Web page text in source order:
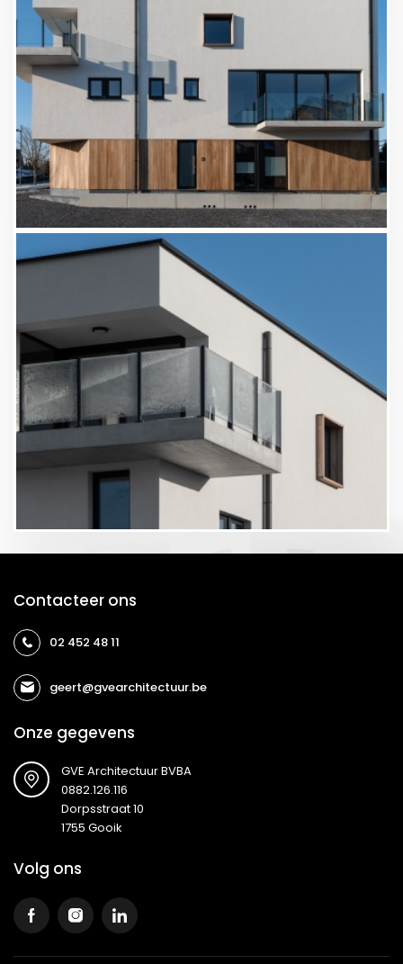
Contacteer ons
02 452 48 11
geert@gvearchitectuur.be
Onze gegevens
GVE Architectuur BVBA
0882.126.116
Dorpsstraat 10
1755 Gooik
Volg ons